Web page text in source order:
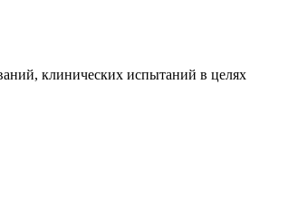
клинических испытаний в целях